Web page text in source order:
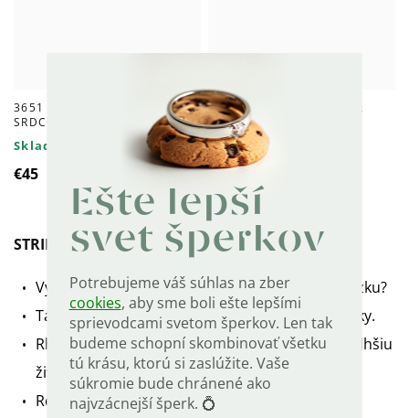
Ešte lepší
svet šperkov
Potrebujeme váš súhlas na zber
cookies, aby sme boli ešte lepšími
sprievodcami svetom šperkov. Len tak
budeme schopní skombinovať všetku
tú krásu, ktorú si zaslúžite. Vaše
súkromie bude chránené ako
najvzácnejší šperk. 💍
3651 ANJEL S RUŽOVÝM
SRDCOM - strieborný prívesok
Skladom
€45
3660 Strieborný prívesok
ANJEL so srdiečkom
Skladom
€37
STRIEBORNÁ RHODIOVANÁ 55cm RETIAZKA
Vybrali ste si prívesok a teraz potrebujete retiazku?
Táto retiazka sa hodí k príveskom z našej ponuky.
Rhodiovaný- pre väčšiu odolnosť, vyšší lesk a dlhšiu
životnosť.
Retiazka je vyrobená zo striebra a je označená